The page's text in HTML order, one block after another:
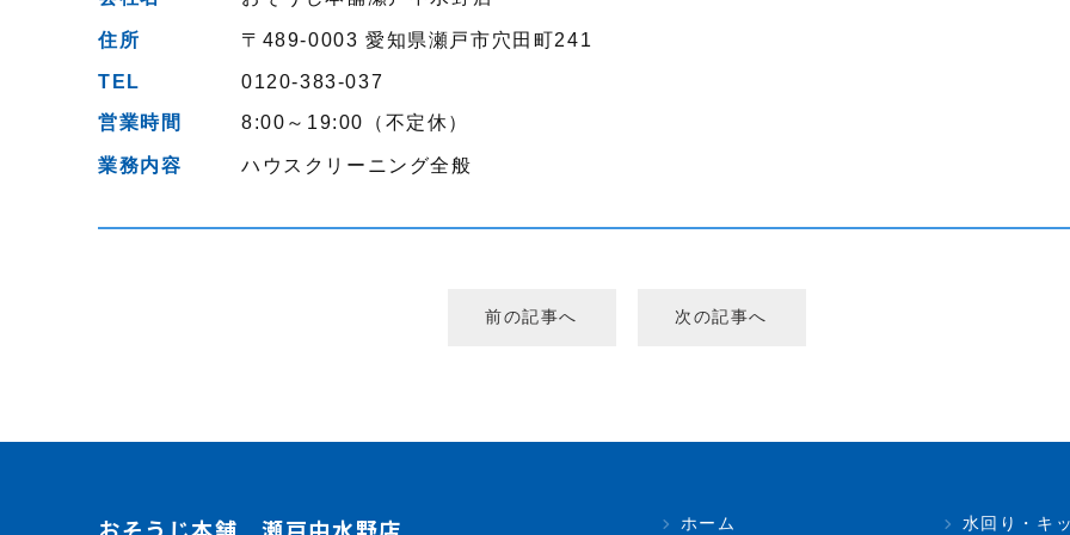
住所 〒489-0003 愛知県瀬戸市穴田町241
TEL
0120-383-037
営業時間
8:00～19:00（不定休）
業務内容 ハウスクリーニング全般
前の記事へ 次の記事へ
ホーム 水回り・キ